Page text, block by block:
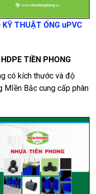
KỸ THUẬT ỐNG uPVC
TIỀN PHONG
có kích thước và độ
MIền Bắc cung cấp phân